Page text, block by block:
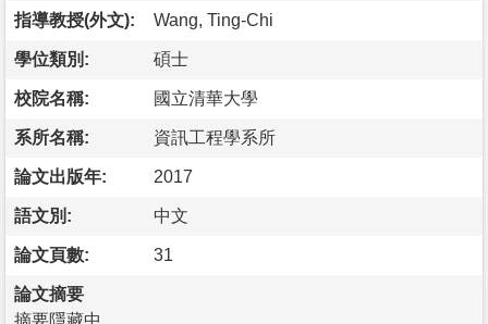
指導教授(外文): Wang, Ting-Chi
學位類別: 碩士
校院名稱: 國立清華大學
系所名稱: 資訊工程學系所
論文出版年: 2017
語文別: 中文
論文頁數: 31
論文摘要
摘要隱藏中